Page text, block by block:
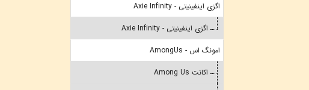
اگزی اینفینیتی - Axie Infinity
اگزی اینفینیتی - Axie Infinity
امونگ اس - AmongUs
اکانت Among Us